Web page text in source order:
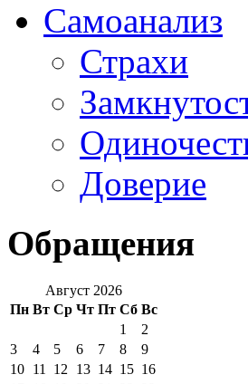
Самоанализ
Страхи
Доверие
Обращения
Август 2026
Пн Вт Ср Чт Пт Сб Вс
1
2
3
4 5 6 7 8
9
10 11 12 13 14 15 16